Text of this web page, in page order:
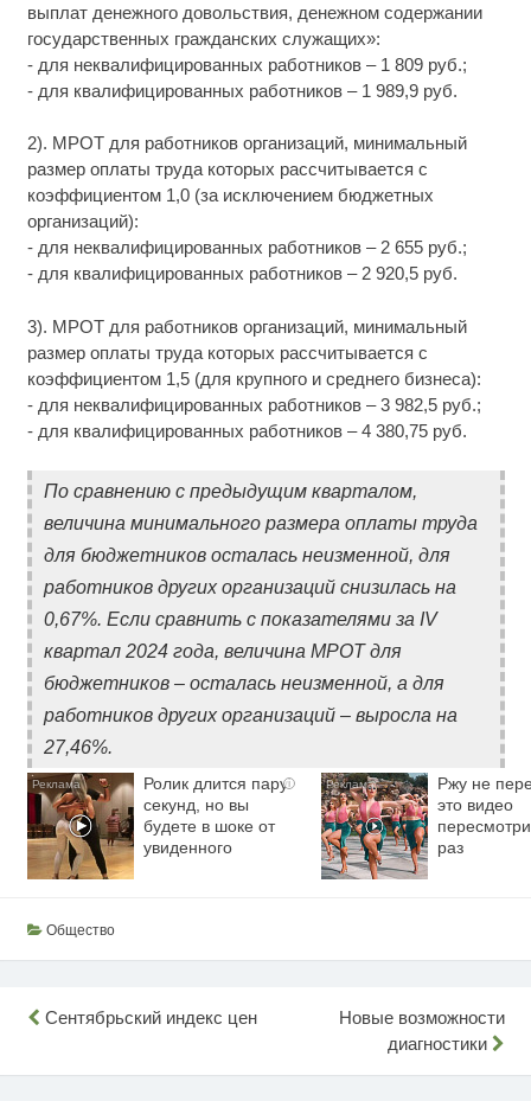
выплат денежного довольствия, денежном содержании
государственных гражданских служащих»:
- для неквалифицированных работников – 1 809 руб.;
- для квалифицированных работников – 1 989,9 руб.
2). МРОТ для работников организаций, минимальный
размер оплаты труда которых рассчитывается с
коэффициентом 1,0 (за исключением бюджетных
организаций):
- для неквалифицированных работников – 2 655 руб.;
- для квалифицированных работников – 2 920,5 руб.
3). МРОТ для работников организаций, минимальный
размер оплаты труда которых рассчитывается с
коэффициентом 1,5 (для крупного и среднего бизнеса):
- для неквалифицированных работников – 3 982,5 руб.;
- для квалифицированных работников – 4 380,75 руб.
По сравнению с предыдущим кварталом,
величина минимального размера оплаты труда
для бюджетников осталась неизменной, для
работников других организаций снизилась на
0,67%. Если сравнить с показателями за IV
квартал 2024 года, величина МРОТ для
бюджетников – осталась неизменной, а для
работников других организаций – выросла на
27,46%.
i
Ролик длится пару
секунд, но вы
будете в шоке от
увиденного
Ржу не
это видео
раз
Общество
Навигация
Сентябрьский индекс цен
Новые возможности
диагностики